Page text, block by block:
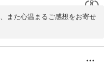
けて、大変嬉しく存じます。
精進して参ります。
ルをご利用くださいませ。
また心温まるご感想をお寄せ
たとのお言葉を頂戴し、大変